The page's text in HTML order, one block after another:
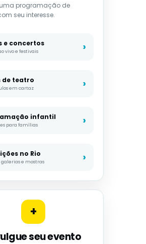
programação de
seu interesse.
e concertos
vivo e festivais
de teatro
em cartaz
infantil
para famílias
no Rio
galerias e mostras
+
seu evento